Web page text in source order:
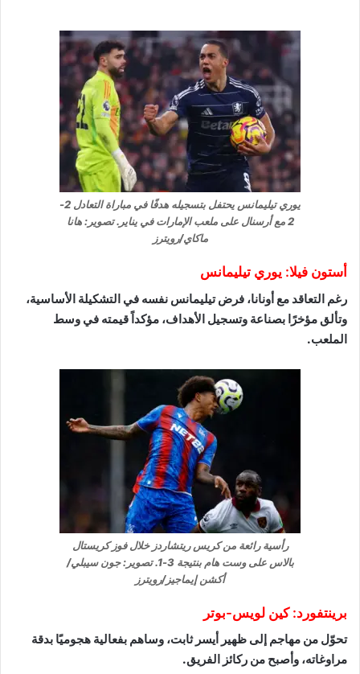
يوري تيليمانس يحتفل بتسجيله هدفًا في مباراة التعادل 2-
2 مع أرسنال على ملعب الإمارات في يناير. تصوير: هانا
ماكاي/رويترز
أستون فيلا: يوري تيليمانس
رغم التعاقد مع أونانا، فرض تيليمانس نفسه في التشكيلة الأساسية،
وتألق مؤخرًا بصناعة وتسجيل الأهداف، مؤكداً قيمته في وسط
الملعب.
رأسية رائعة من كريس ريتشاردز خلال فوز كريستال
بالاس على وست هام بنتيجة 3-1. تصوير: جون سيبلي/
أكشن إيماجيز/رويترز
برينتفورد: كين لويس-بوتر
تحوّل من مهاجم إلى ظهير أيسر ثابت، وساهم بفعالية هجوميًا بدقة
مراوغاته، وأصبح من ركائز الفريق.